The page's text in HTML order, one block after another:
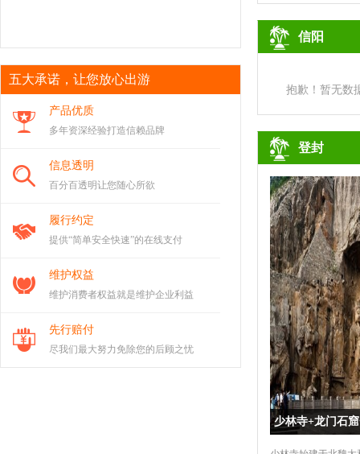
五大承诺，让您放心出游
产品优质
多年资深经验打造信赖品牌
信息透明
百分百透明让您随心所欲
履行约定
提供“简单安全快速”的在线支付
维护权益
维护消费者权益就是维护企业利益
先行赔付
尽我们最大努力免除您的后顾之忧
信阳
抱歉！暂无数
登封
少林寺+龙门石